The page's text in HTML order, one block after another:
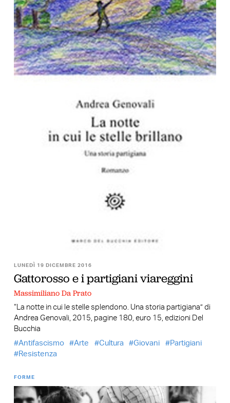
LUNEDÌ 19 DICEMBRE 2016
Gattorosso e i partigiani viareggini
Massimiliano Da Prato
“La notte in cui le stelle splendono. Una storia partigiana” di
Andrea Genovali, 2015, pagine 180, euro 15, edizioni Del
Bucchia
Antifascismo
Arte Cultura Giovani
Partigiani
Resistenza
FORME